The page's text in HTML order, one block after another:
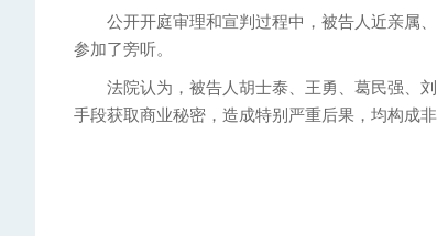
公开开庭审理和宣判过程中，被告人近亲属、
参加了旁听。
法院认为，被告人胡士泰、王勇、葛民强、刘
手段获取商业秘密，造成特别严重后果，均构成